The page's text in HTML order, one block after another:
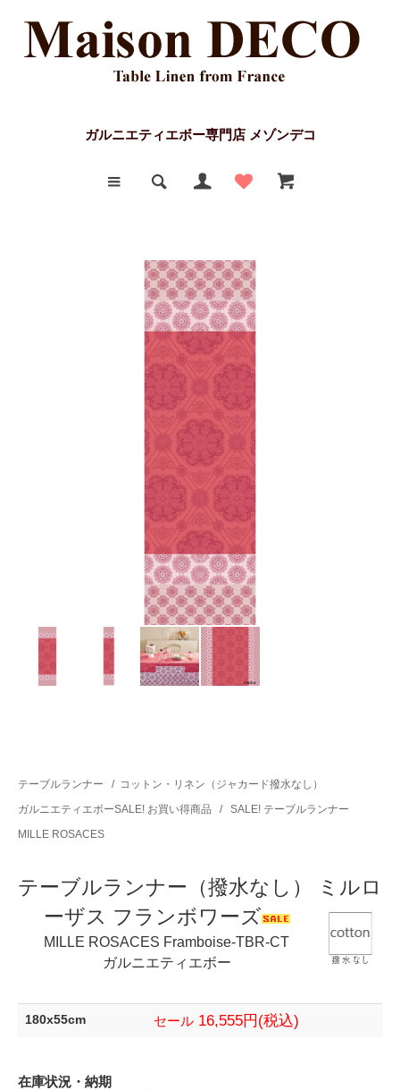
ガルニエティエボー専門店 メゾンデコ
テーブルランナー / コットン・リネン（ジャカード撥水なし）
ガルニエティエボーSALE! お買い得商品
/ SALE! テーブルランナー
MILLE ROSACES
テーブルランナー（撥水なし） ミルロ
ーザス フランボワーズ
MILLE ROSACES Framboise-TBR-CT
ガルニエティエボー
180x55cm セール 16,555円(税込)
在庫状況・納期